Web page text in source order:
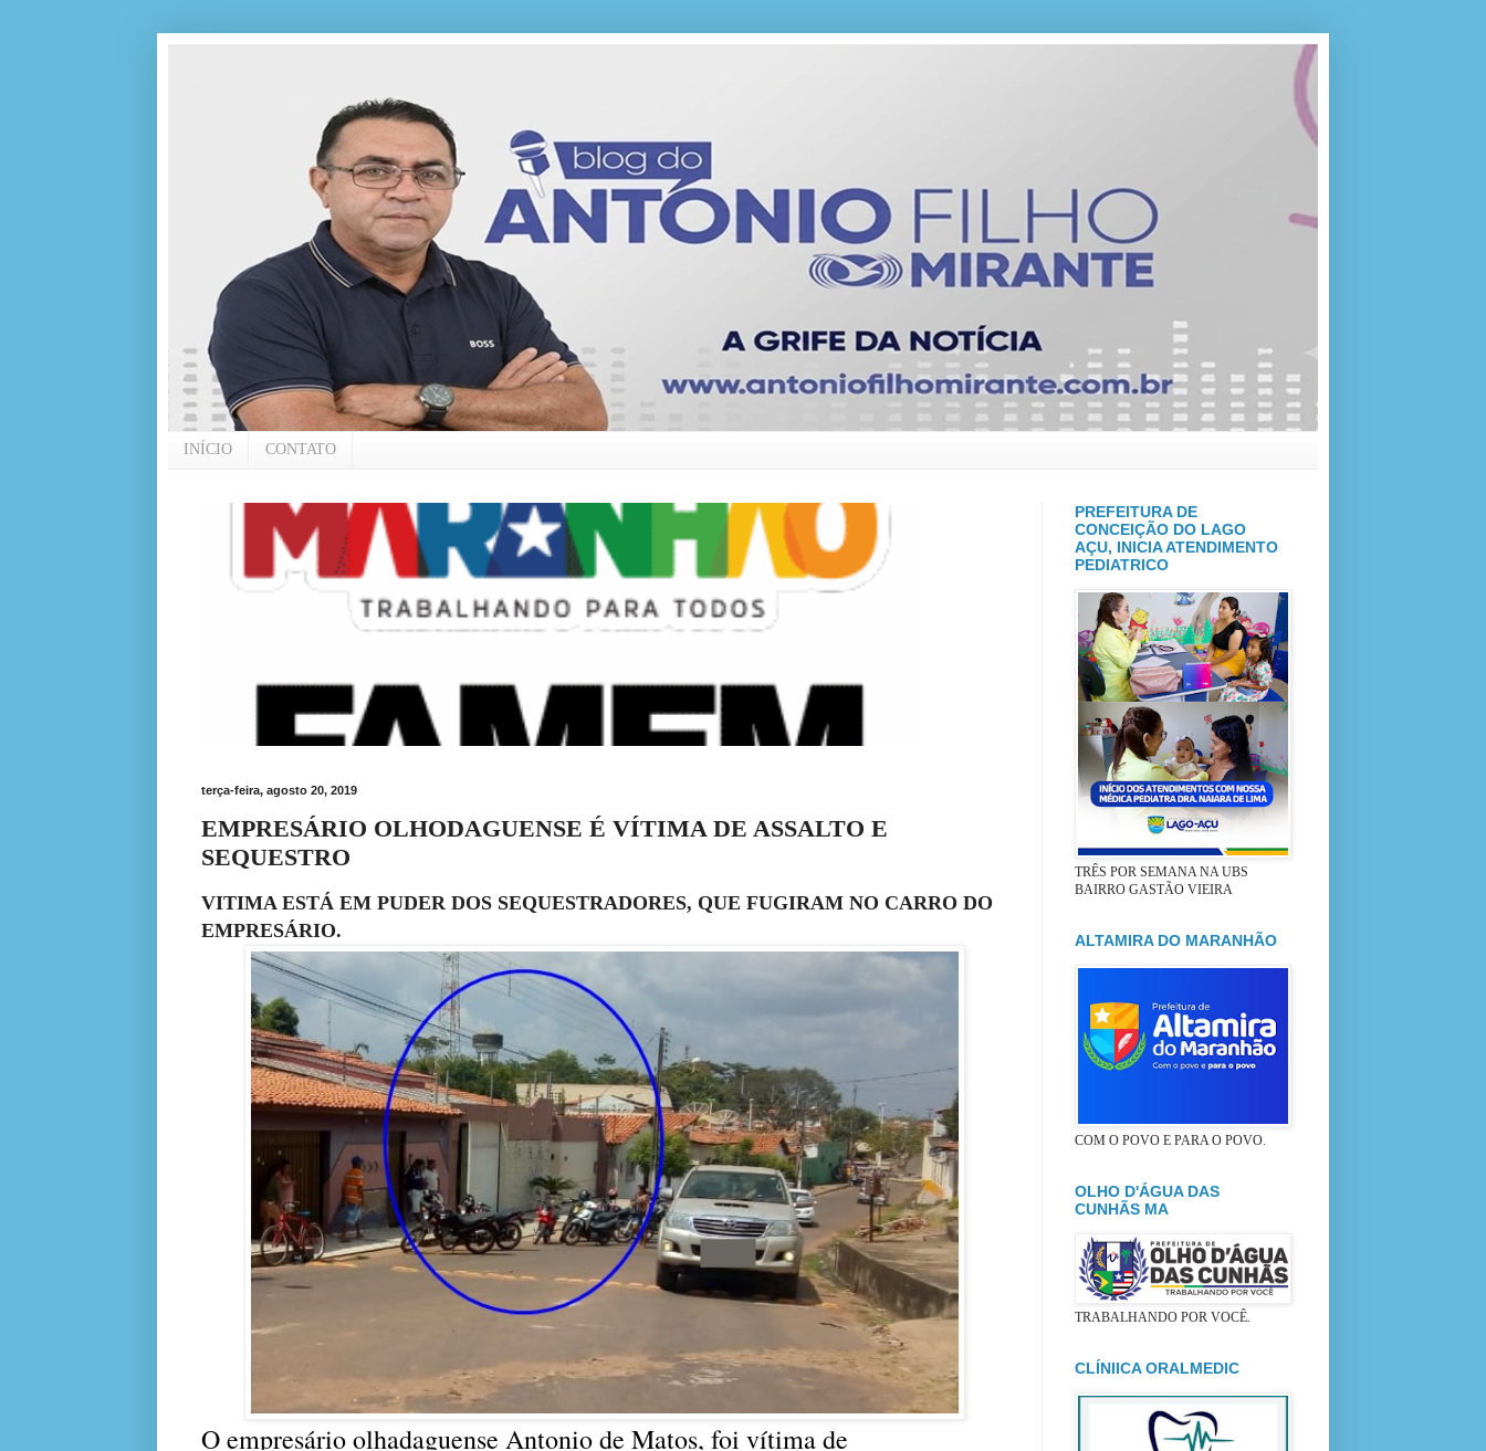
INÍCIO CONTATO
terça-feira, agosto 20, 2019
EMPRESÁRIO OLHODAGUENSE É VÍTIMA DE ASSALTO E
SEQUESTRO
VITIMA ESTÁ EM PUDER DOS SEQUESTRADORES, QUE FUGIRAM NO CARRO DO
EMPRESÁRIO.
O empresário olhadaguense Antonio de Matos, foi vítima de
PREFEITURA DE
CONCEIÇÃO DO LAGO
AÇU, INICIA ATENDIMENTO
PEDIATRICO
TRÊS POR SEMANA NA UBS
BAIRRO GASTÃO VIEIRA
ALTAMIRA DO MARANHÃO
COM O POVO E PARA O POVO.
OLHO D'ÁGUA DAS
CUNHÃS MA
TRABALHANDO POR VOCÊ.
CLÍNIICA ORALMEDIC